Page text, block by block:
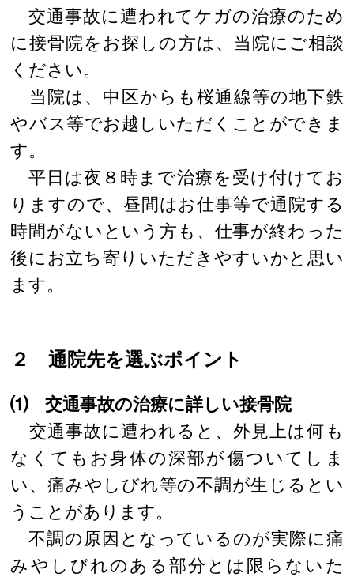
交通事故に遭われてケガの治療のため
に接骨院をお探しの方は、当院にご相談
ください。
当院は、中区からも桜通線等の地下鉄
やバス等でお越しいただくことができま
す。
平日は夜８時まで治療を受け付けてお
りますので、昼間はお仕事等で通院する
時間がないという方も、仕事が終わった
後にお立ち寄りいただきやすいかと思い
ます。
２ 通院先を選ぶポイント
⑴ 交通事故の治療に詳しい接骨院
交通事故に遭われると、外見上は何も
なくてもお身体の深部が傷ついてしま
い、痛みやしびれ等の不調が生じるとい
うことがあります。
不調の原因となっているのが実際に痛
みやしびれのある部分とは限らないた